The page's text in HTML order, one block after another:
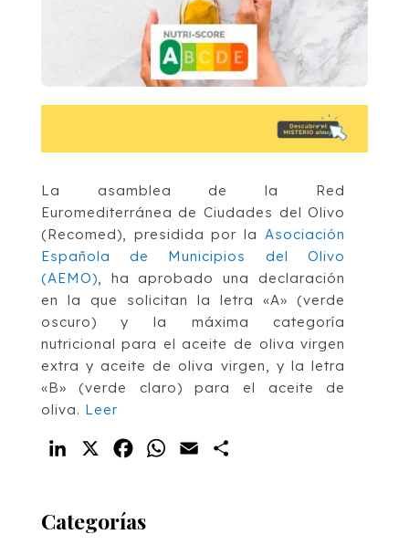
La asamblea de la Red
Euromediterránea de Ciudades del Olivo
(Recomed), presidida por laAsociación
Española de Municipios del Olivo
(AEMO), ha aprobado una declaración
en la que
solicitan la letra «A» (verde
oscuro) y la máxima categoría
nutricional para el aceite de oliva virgen
extra y aceite de oliva virgen, y la letra
«B» (verde claro) para el aceite de
oliva. Leer
LinkedIn FacebookWhatsApp
Email
Categorías